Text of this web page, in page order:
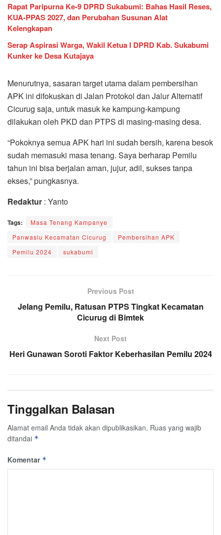
Rapat Paripurna Ke-9 DPRD Sukabumi: Bahas Hasil Reses,
KUA-PPAS 2027, dan Perubahan Susunan Alat
Kelengkapan
Serap Aspirasi Warga, Wakil Ketua I DPRD Kab. Sukabumi
Kunker ke Desa Kutajaya
Menurutnya, sasaran target utama dalam pembersihan
APK ini difokuskan di Jalan Protokol dan Jalur Alternatif
Cicurug saja, untuk masuk ke kampung-kampung
dilakukan oleh PKD dan PTPS di masing-masing desa.
“Pokoknya semua APK hari ini sudah bersih, karena besok
sudah memasuki masa tenang. Saya berharap Pemilu
tahun ini bisa berjalan aman, jujur, adil, sukses tanpa
ekses,” pungkasnya.
Redaktur : Yanto
Tags:
Masa Tenang Kampanye
Panwaslu Kecamatan Cicurug
Pembersihan APK
Pemilu 2024
sukabumi
Previous Post
Jelang Pemilu, Ratusan PTPS Tingkat Kecamatan
Cicurug di Bimtek
Next Post
Heri Gunawan Soroti Faktor Keberhasilan Pemilu 2024
Tinggalkan Balasan
Alamat email Anda tidak akan dipublikasikan. Ruas yang wajib
ditandai *
Komentar *